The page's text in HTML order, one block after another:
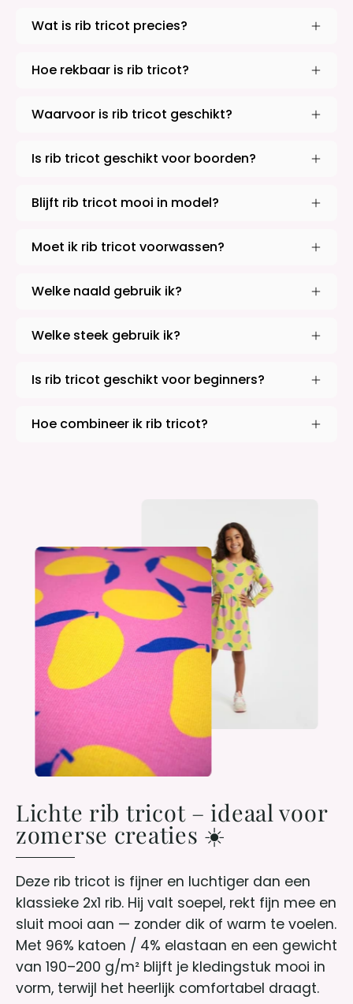
Wat is rib tricot precies?
Hoe rekbaar is rib tricot?
Waarvoor is rib tricot geschikt?
Is rib tricot geschikt voor boorden?
Blijft rib tricot mooi in model?
Moet ik rib tricot voorwassen?
Welke naald gebruik ik?
Welke steek gebruik ik?
Is rib tricot geschikt voor beginners?
Hoe combineer ik rib tricot?
Lichte rib tricot – ideaal voor
zomerse creaties ☀️
Deze rib tricot is fijner en luchtiger dan een
klassieke 2x1 rib. Hij valt soepel, rekt fijn mee en
sluit mooi aan — zonder dik of warm te voelen.
Met 96% katoen / 4% elastaan en een gewicht
van 190–200 g/m² blijft je kledingstuk mooi in
vorm, terwijl het heerlijk comfortabel draagt.